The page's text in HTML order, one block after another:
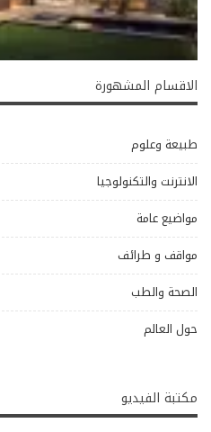
الاقسام المشهورة
طبيعة وعلوم
الانترنت والتكنولوجيا
مواضيع عامة
مواقف و طرائف
الصحة والطب
حول العالم
مكتبة الفيديو